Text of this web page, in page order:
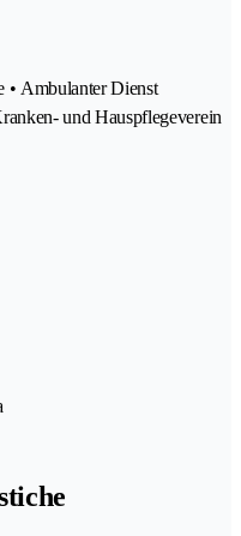
• Ambulanter Dienst
und Hauspflegeverein